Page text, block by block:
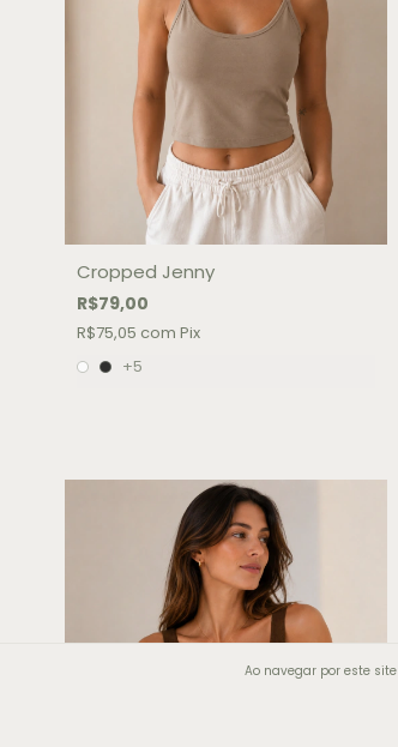
Ao navegar por este site
Cropped Jenny
R$79,00
R$75,05 com Pix
+5